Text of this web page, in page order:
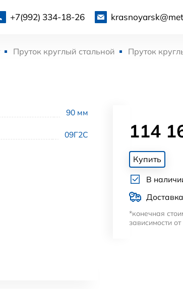
+7(992) 334-18-26
Пруток круглый стальной Пруток
90 мм
09Г2С 114
Купить
В
*конечная
зависимости